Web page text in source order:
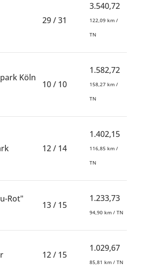
29 / 31
3.540,72
122,09 km /
TN
Köln
10 / 10
1.582,72
158,27 km /
TN
12 / 14
1.402,15
116,85 km /
TN
Rot"
13 / 15
1.233,73
94,90 km / TN
12 / 15
1.029,67
85,81 km / TN